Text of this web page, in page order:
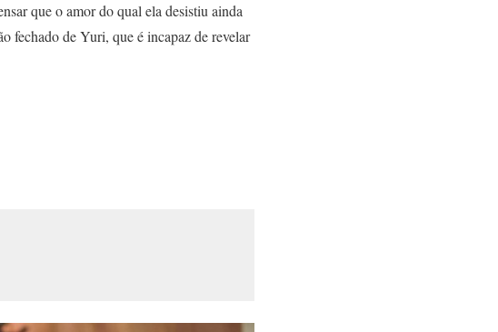
que o amor do qual ela desistiu ainda
fechado de Yuri, que é incapaz de revelar